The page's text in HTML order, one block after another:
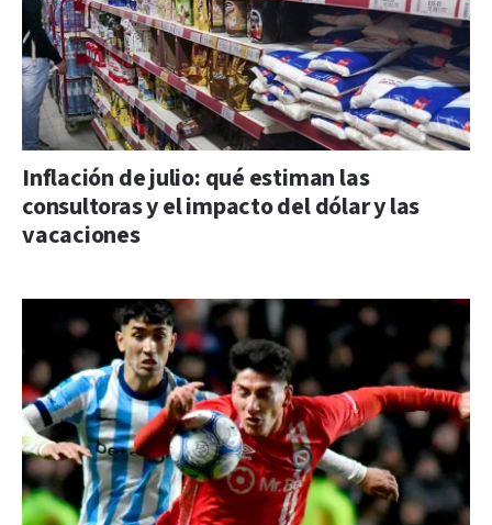
Inflación de julio: qué estiman las
consultoras y el impacto del dólar y las
vacaciones